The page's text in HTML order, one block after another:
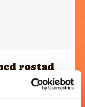
rostad